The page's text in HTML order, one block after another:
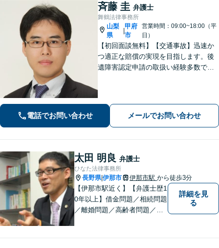
斉藤 圭 弁護士
舞鶴法律事務所
山梨
県
|
甲府
市
営業時間：09:00~18:00（平
日）
【初回面談無料】【交通事故】迅速か
つ適正な賠償の実現を目指します。後
遺障害認定申請の取扱い経験多数で
お、個室での相談対応も可能です。
電話でお問い合わせ メールでお問い合わせ
太田 明良 弁護士
ひなた法律事務所
長野県|伊那市 伊那市駅 から徒歩3分
【伊那市駅近く】【弁護士歴1
0年以上】借金問題／相続問題
／離婚問題／高齢者問題／相
詳細を見
る